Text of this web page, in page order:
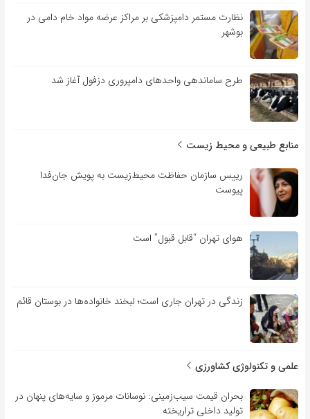
نظارت مستمر دامپزشکی بر مراکز عرضه مواد خام دامی در
بوشهر
طرح ساماندهی واحدهای دامپروری دزفول آغاز شد
منابع طبیعی و محیط زیست
رییس سازمان حفاظت محیط‌زیست به پویش جان‌فدا
پیوست
هوای تهران “قابل قبول” است
زندگی در تهران جاری است؛ لبخند خانواده‌ها در بوستان قائم
علمی و تکنولوژی کشاورزی
بحران قیمت سیب‌زمینی: نوسانات مرموز و سایه‌های پنهان در
تولید داخلی تراریخته